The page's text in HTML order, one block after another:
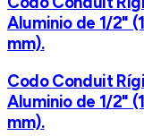
Aluminio de 1/2"
mm).
Codo Conduit
Aluminio de 1/2"
mm).